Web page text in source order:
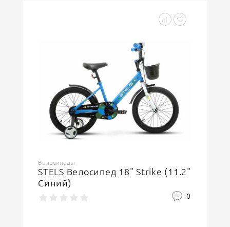
Велосипеды
STELS Велосипед 18" Strike (11.2"
Синий)
0